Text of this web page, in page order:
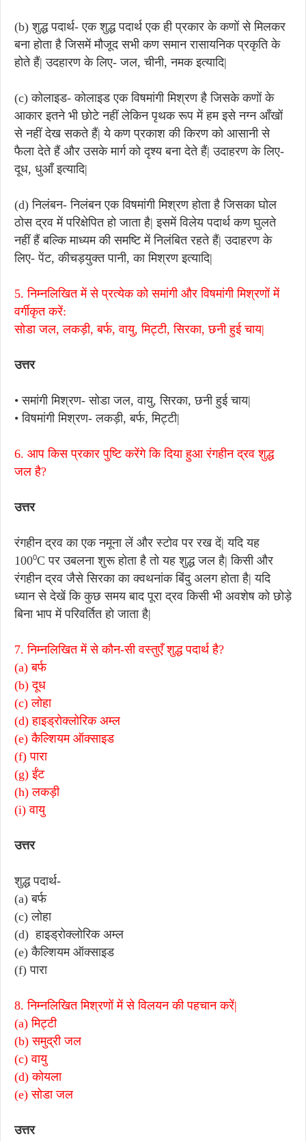
(b) शुद्ध पदार्थ- एक शुद्ध पदार्थ एक ही प्रकार के कणों से मिलकर
बना होता है जिसमें मौजूद सभी कण समान रासायनिक प्रकृति के
होते हैं| उदहारण के लिए- जल, चीनी, नमक इत्यादि|
(c) कोलाइड- कोलाइड एक विषमांगी मिश्रण है जिसके कणों के
आकार इतने भी छोटे नहीं लेकिन पृथक रूप में हम इसे नग्न आँखों
से नहीं देख सकते हैं| ये कण प्रकाश की किरण को आसानी से
फैला देते हैं और उसके मार्ग को दृश्य बना देते हैं| उदाहरण के लिए-
दूध, धुआँ इत्यादि|
(d) निलंबन- निलंबन एक विषमांगी मिश्रण होता है जिसका घोल
ठोस द्रव में परिक्षेपित हो जाता है| इसमें विलेय पदार्थ कण घुलते
नहीं हैं बल्कि माध्यम की समष्टि में निलंबित रहते हैं| उदाहरण के
लिए- पेंट, कीचड़युक्त पानी, का मिश्रण इत्यादि|
5. निम्नलिखित में से प्रत्येक को समांगी और विषमांगी मिश्रणों में
वर्गीकृत करें:
सोडा जल, लकड़ी, बर्फ, वायु, मिट्टी, सिरका, छनी हुई चाय|
उत्तर
• समांगी मिश्रण- सोडा जल, वायु, सिरका, छनी हुई चाय|
• विषमांगी मिश्रण- लकड़ी, बर्फ, मिट्टी|
6. आप किस प्रकार पुष्टि करेंगे कि दिया हुआ रंगहीन द्रव शुद्ध
जल है?
उत्तर
रंगहीन द्रव का एक नमूना लें और स्टोव पर रख दें| यदि यह
100⁰C पर उबलना शुरू होता है तो यह शुद्ध जल है| किसी और
रंगहीन द्रव जैसे सिरका का क्वथनांक बिंदु अलग होता है| यदि
ध्यान से देखें कि कुछ समय बाद पूरा द्रव किसी भी अवशेष को छोड़े
बिना भाप में परिवर्तित हो जाता है|
7. निम्नलिखित में से कौन-सी वस्तुएँ शुद्ध पदार्थ है?
(a) बर्फ
(b) दूध
(c) लोहा
(d) हाइड्रोक्लोरिक अम्ल
(e) कैल्शियम ऑक्साइड
(f) पारा
(g) ईंट
(h) लकड़ी
(i) वायु
उत्तर
शुद्ध पदार्थ-
(a) बर्फ
(c) लोहा
(d) हाइड्रोक्लोरिक अम्ल
(e) कैल्शियम ऑक्साइड
(f) पारा
8. निम्नलिखित मिश्रणों में से विलयन की पहचान करें|
(a) मिट्टी
(b) समुद्री जल
(c) वायु
(d) कोयला
(e) सोडा जल
उत्तर